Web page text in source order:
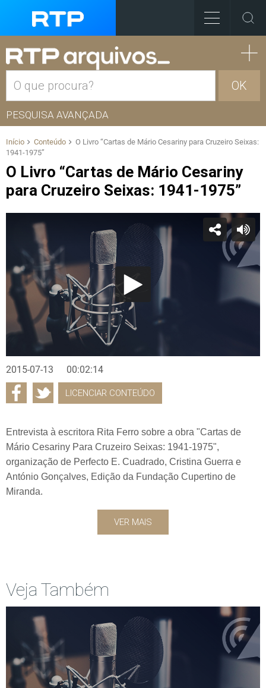
OK
PESQUISA AVANÇADA
Início Conteúdo
O Livro “Cartas de Mário Cesariny para Cruzeiro Seixas:
1941-1975”
O Livro “Cartas de Mário Cesariny
para Cruzeiro Seixas: 1941-1975”
2015-07-13 00:02:14
LICENCIAR CONTEÚDO
Entrevista à escritora Rita Ferro sobre a obra "Cartas de
Mário Cesariny Para Cruzeiro Seixas: 1941-1975",
organização de Perfecto E. Cuadrado, Cristina Guerra e
António Gonçalves, Edição da Fundação Cupertino de
Miranda.
VER MAIS
Veja Também